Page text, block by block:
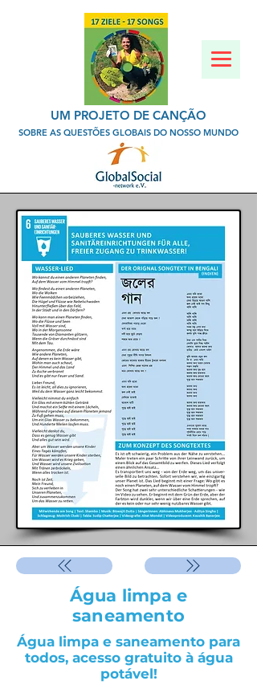
UM PROJETO DE CANÇÃO
SOBRE AS QUESTÕES GLOBAIS DO NOSSO MUNDO
Água limpa e
saneamento
Água limpa e saneamento para
todos, acesso gratuito à água
potável!